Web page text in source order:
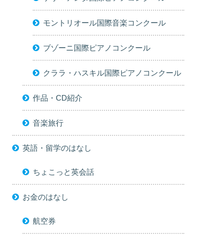
モントリオール国際音楽コンクール
ブゾーニ国際ピアノコンクール
クララ・ハスキル国際ピアノコンクール
作品・CD紹介
音楽旅行
英語・留学のはなし
ちょこっと英会話
お金のはなし
航空券